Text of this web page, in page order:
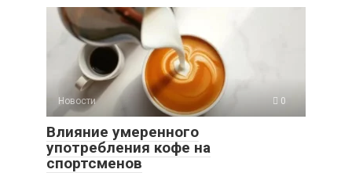
Новости 0
Влияние умеренного
употребления кофе на
спортсменов